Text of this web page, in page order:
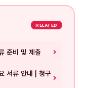
RELATED
준비 및 제출
서류 안내 | 청구